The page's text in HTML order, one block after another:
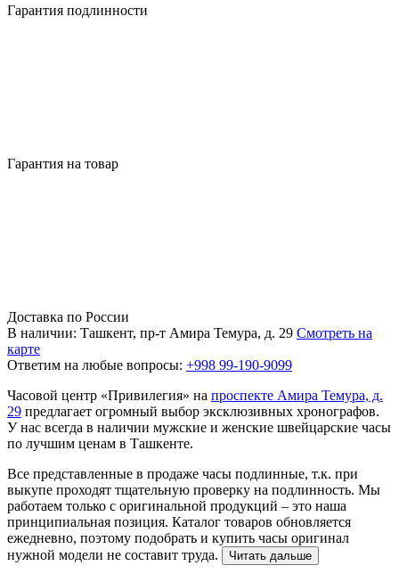
Гарантия подлинности
Гарантия на товар
Доставка по России
В наличии: Ташкент, пр-т Амира Темура, д. 29 Смотреть на
карте
Ответим на любые вопросы: +998 99-190-9099
Часовой центр «Привилегия» на проспекте Амира Темура, д.
29 предлагает огромный выбор эксклюзивных хронографов.
У нас всегда в наличии мужские и женские швейцарские часы
по лучшим ценам в Ташкенте.
Все представленные в продаже часы подлинные, т.к. при
выкупе проходят тщательную проверку на подлинность. Мы
работаем только с оригинальной продукций – это наша
принципиальная позиция. Каталог товаров обновляется
ежедневно, поэтому подобрать и купить часы оригинал
нужной модели не составит труда.
Читать дальше